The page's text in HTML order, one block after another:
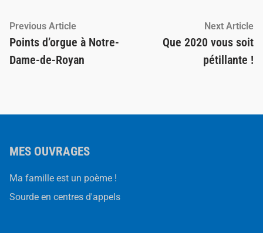
Navigation
de
l’article
Previous Article
article:
Points d’orgue à Notre-
Dame-de-Royan
Next Article
Que 2020 vous soit
pétillante !
MES OUVRAGES
Ma famille est un poème !
Sourde en centres d'appels